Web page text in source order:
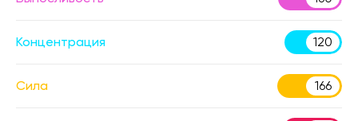
Концентрация 120
Сила 166